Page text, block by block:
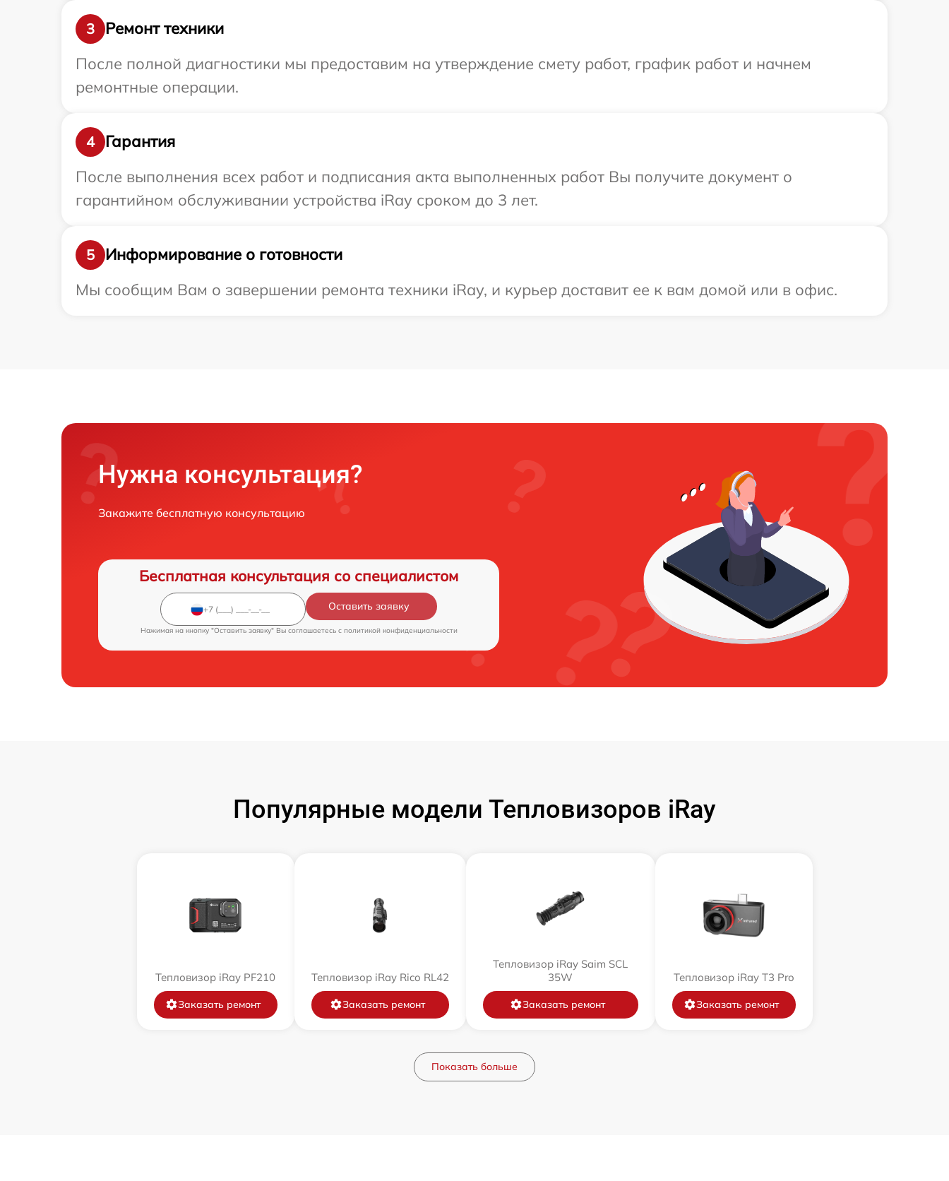
3
Ремонт техники
После полной диагностики мы предоставим на утверждение смету работ, график работ и начнем
ремонтные операции.
4
Гарантия
После выполнения всех работ и подписания акта выполненных работ Вы получите документ о
гарантийном обслуживании устройства iRay сроком до 3 лет.
5
Информирование о готовности
Мы сообщим Вам о завершении ремонта техники iRay, и курьер доставит ее к вам домой или в офис.
Нужна консультация?
Закажите бесплатную консультацию
Бесплатная консультация со специалистом
Оставить заявку
Нажимая на кнопку "Оставить заявку" Вы соглашаетесь c политикой конфиденциальности
Популярные модели Тепловизоров iRay
Тепловизор iRay PF210
Заказать ремонт
Тепловизор iRay Rico RL42
Заказать ремонт
Тепловизор iRay Saim SCL
35W
Заказать ремонт
Тепловизор iRay T3 Pro
Заказать ремонт
Показать больше